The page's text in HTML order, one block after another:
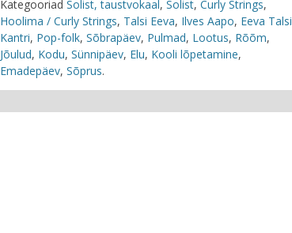
KategooriadSolist, taustvokaal,Solist,Curly Strings,
Hoolima / Curly Strings, Talsi Eeva, Ilves Aapo, Eeva Talsi
Kantri, Pop-folk,Sõbrapäev, Pulmad, Lootus, Rõõm,
Jõulud, Kodu,Sünnipäev, Elu, Kooli lõpetamine,
Emadepäev,Sõprus.